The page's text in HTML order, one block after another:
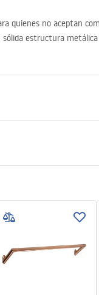
quienes no aceptan
estructura